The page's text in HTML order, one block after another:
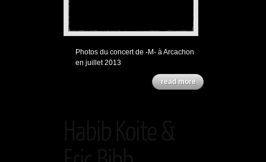
Photos du concert de -M- à Arcachon
en juillet 2013
read more